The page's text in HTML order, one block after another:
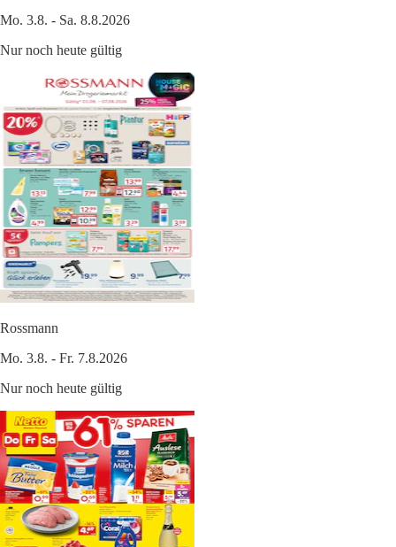
Mo. 3.8. - Sa. 8.8.2026
Nur noch heute gültig
Rossmann
Mo. 3.8. - Fr. 7.8.2026
Nur noch heute gültig